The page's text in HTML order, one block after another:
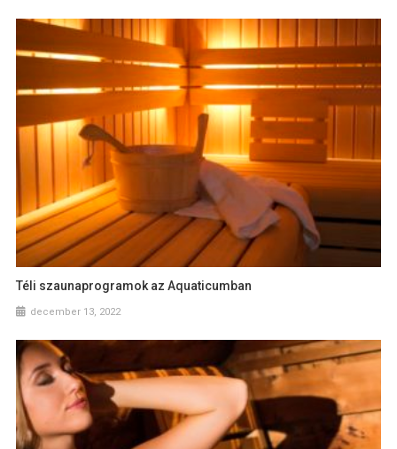
Téli szaunaprogramok az Aquaticumban
december 13, 2022